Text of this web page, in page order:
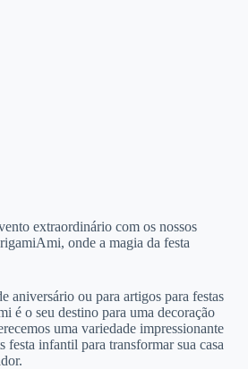
extraordinário com os nossos
onde a magia da festa
aniversário ou para artigos para festas
é o seu destino para uma decoração
uma variedade impressionante
festa infantil para transformar sua casa